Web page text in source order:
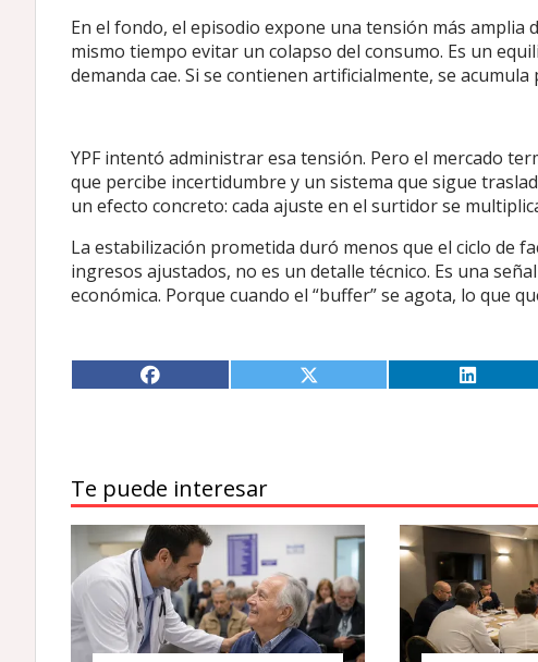
En el fondo, el episodio expone una tensión más amplia
mismo tiempo evitar un colapso del consumo. Es un
demanda cae. Si se contienen artificialmente, se
YPF intentó administrar esa tensión. Pero el mercado
que percibe incertidumbre y un sistema que sigue
un efecto concreto: cada ajuste en el surtidor se
La estabilización prometida duró menos que el ciclo de
ingresos ajustados, no es un detalle técnico. Es una
económica. Porque cuando el “buffer” se agota, lo que
Te puede interesar